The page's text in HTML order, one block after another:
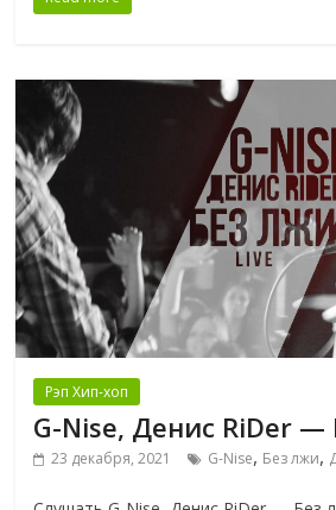
Рэп Хип-хоп
G-Nise, Денис RiDer
23 декабря, 2021 G-Nise, Без лжи,